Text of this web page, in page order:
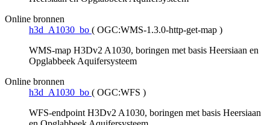
Online bronnen
h3d_A1030_bo ( OGC:WMS-1.3.0-http-get-map )
WMS-map H3Dv2 A1030, boringen met basis Heersiaan en
Opglabbeek Aquifersysteem
Online bronnen
h3d_A1030_bo ( OGC:WFS )
WFS-endpoint H3Dv2 A1030, boringen met basis Heersiaan